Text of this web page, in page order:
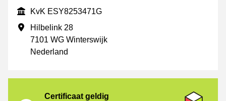
KvK
KvK ESY8253471G
Vestigingsadres
Hilbelink 28
7101 WG Winterswijk
Nederland
Certificaat geldig